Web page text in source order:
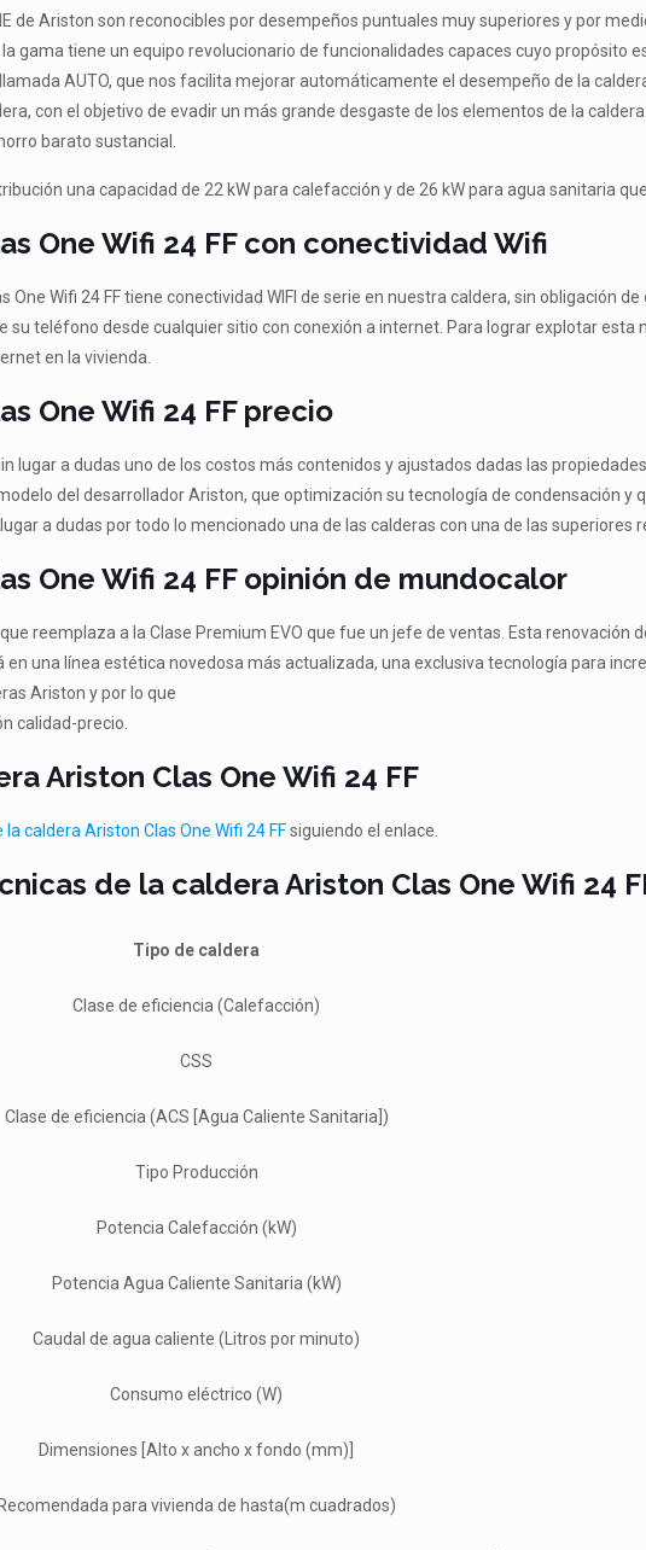
de Ariston son reconocibles por desempeños puntuales muy superiores y por
gama tiene un equipo revolucionario de funcionalidades capaces cuyo propósito
AUTO, que nos facilita mejorar automáticamente el desempeño de la
con el objetivo de evadir un más grande desgaste de los elementos de la
barato sustancial.
una capacidad de 22 kW para calefacción y de 26 kW para agua sanitaria
One Wifi 24 FF con conectividad Wifi
One Wifi 24 FF tiene conectividad WIFI de serie en nuestra caldera, sin obligación
su teléfono desde cualquier sitio con conexión a internet. Para lograr explotar esta
en la vivienda.
One Wifi 24 FF precio
lugar a dudas uno de los costos más contenidos y ajustados dadas las
del desarrollador Ariston, que optimización su tecnología de condensación y
a dudas por todo lo mencionado una de las calderas con una de las superiores
One Wifi 24 FF opinión de mundocalor
reemplaza a la Clase Premium EVO que fue un jefe de ventas. Esta renovación
una línea estética novedosa más actualizada, una exclusiva tecnología para
Ariston y por lo que
calidad-precio.
Ariston Clas One Wifi 24 FF
caldera Ariston Clas One Wifi 24 FFsiguiendo el enlace.
de la caldera Ariston Clas One Wifi 24
Tipo de caldera
Clase de eficiencia (Calefacción)
CSS
Clase de eficiencia (ACS [Agua Caliente Sanitaria])
Tipo Producción
Potencia Calefacción (kW)
Potencia Agua Caliente Sanitaria (kW)
Caudal de agua caliente (Litros por minuto)
Consumo eléctrico (W)
Dimensiones [Alto x ancho x fondo (mm)]
Recomendada para vivienda de hasta(m cuadrados)